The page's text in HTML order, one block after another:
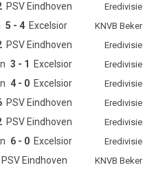
PSV Eindhoven
Eredivisie
5 - 4 Excelsior
KNVB Beker
PSV Eindhoven
Eredivisie
3 - 1 Excelsior
Eredivisie
4 - 0 Excelsior
Eredivisie
PSV Eindhoven
Eredivisie
PSV Eindhoven
Eredivisie
6 - 0 Excelsior
Eredivisie
PSV Eindhoven KNVB Beker